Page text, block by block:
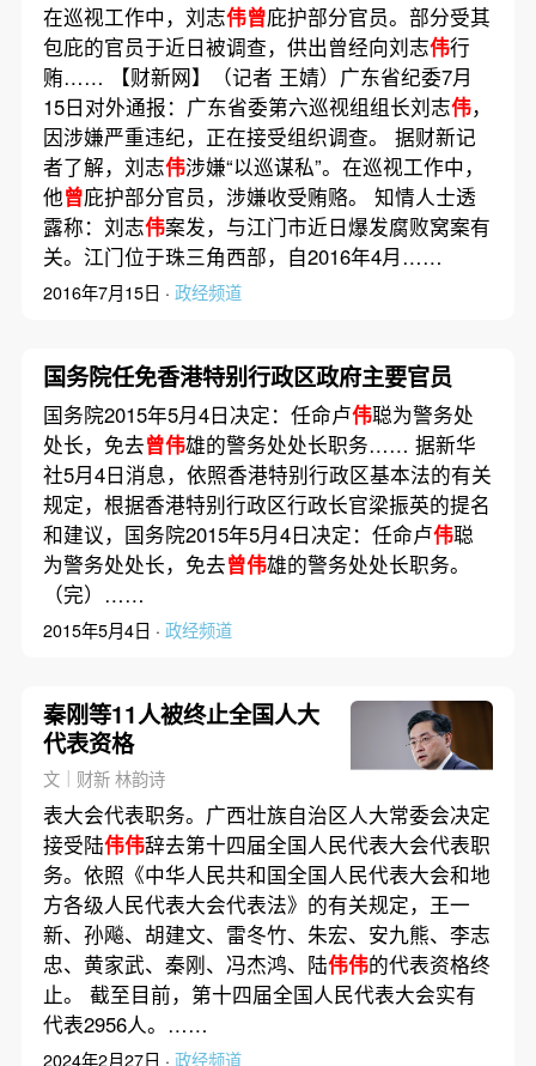
在巡视工作中，刘志伟曾庇护部分官员。部分受其
包庇的官员于近日被调查，供出曾经向刘志伟行
贿…… 【财新网】（记者 王婧）广东省纪委7月
15日对外通报：广东省委第六巡视组组长刘志伟，
因涉嫌严重违纪，正在接受组织调查。 据财新记
者了解，刘志伟涉嫌“以巡谋私”。在巡视工作中，
他曾庇护部分官员，涉嫌收受贿赂。 知情人士透
露称：刘志伟案发，与江门市近日爆发腐败窝案有
关。江门位于珠三角西部，自2016年4月……
2016年7月15日 · 政经频道
国务院任免香港特别行政区政府主要官员
国务院2015年5月4日决定：任命卢伟聪为警务处
处长，免去曾伟雄的警务处处长职务…… 据新华
社5月4日消息，依照香港特别行政区基本法的有关
规定，根据香港特别行政区行政长官梁振英的提名
和建议，国务院2015年5月4日决定：任命卢伟聪
为警务处处长，免去曾伟雄的警务处处长职务。
（完）……
2015年5月4日 · 政经频道
秦刚等11人被终止全国人大
代表资格
文｜财新 林韵诗
表大会代表职务。广西壮族自治区人大常委会决定
接受陆伟伟辞去第十四届全国人民代表大会代表职
务。依照《中华人民共和国全国人民代表大会和地
方各级人民代表大会代表法》的有关规定，王一
新、孙飚、胡建文、雷冬竹、朱宏、安九熊、李志
忠、黄家武、秦刚、冯杰鸿、陆伟伟的代表资格终
止。 截至目前，第十四届全国人民代表大会实有
代表2956人。……
2024年2月27日 · 政经频道